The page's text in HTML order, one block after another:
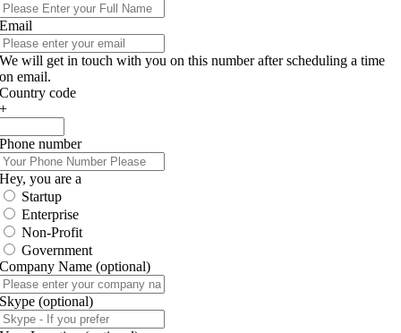
Email
We will get in touch with you on this number after scheduling a time
on email.
Country code
+
Phone number
Hey, you are a
Startup
Enterprise
Non-Profit
Government
Company Name (optional)
Skype (optional)